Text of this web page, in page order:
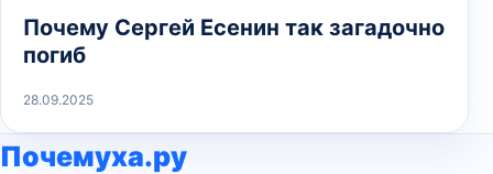
Почему Сергей Есенин так загадочно
погиб
28.09.2025
Почемуха.ру